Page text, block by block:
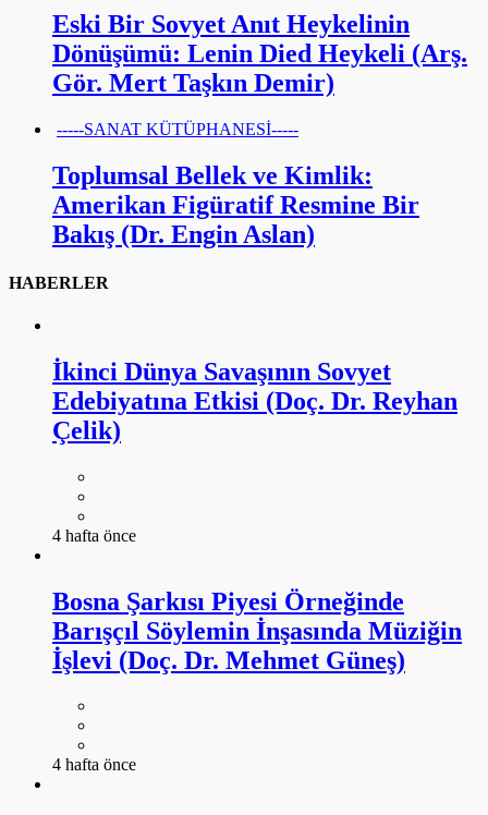
Eski Bir Sovyet Anıt Heykelinin
Dönüşümü: Lenin Died Heykeli (Arş.
Gör. Mert Taşkın Demir)
-----SANAT KÜTÜPHANESİ-----
Toplumsal Bellek ve Kimlik:
Amerikan Figüratif Resmine Bir
Bakış (Dr. Engin Aslan)
HABERLER
İkinci Dünya Savaşının Sovyet
Edebiyatına Etkisi (Doç. Dr. Reyhan
Çelik)
4 hafta önce
Bosna Şarkısı Piyesi Örneğinde
Barışçıl Söylemin İnşasında Müziğin
İşlevi (Doç. Dr. Mehmet Güneş)
4 hafta önce